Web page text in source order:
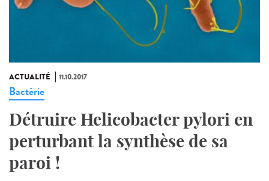
ACTUALITÉ 11.10.2017
Bactérie
Détruire Helicobacter pylori en
perturbant la synthèse de sa
paroi !